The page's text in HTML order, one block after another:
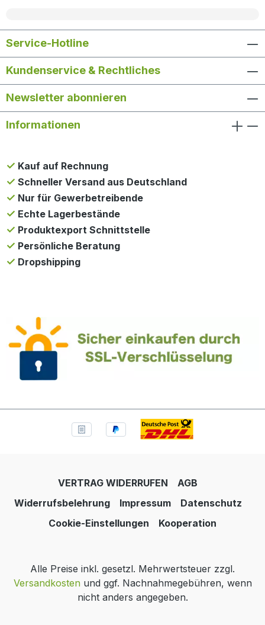
Service-Hotline
Kundenservice & Rechtliches
Newsletter abonnieren
Informationen
Kauf auf Rechnung
Schneller Versand aus Deutschland
Nur für Gewerbetreibende
Echte Lagerbestände
Produktexport Schnittstelle
Persönliche Beratung
Dropshipping
VERTRAG WIDERRUFEN
AGB
Widerrufsbelehrung
Impressum
Datenschutz
Cookie-Einstellungen
Kooperation
Alle Preise inkl. gesetzl. Mehrwertsteuer zzgl.
Versandkostenund ggf. Nachnahmegebühren, wenn
nicht anders angegeben.